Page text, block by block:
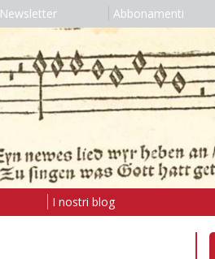
Newsletter Abbonamenti
I nostri blog